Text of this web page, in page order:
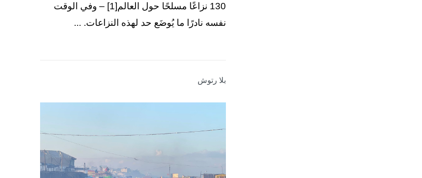
130 نزاعًا مسلحًا حول العالم[1] – وفي الوقت
نفسه نادرًا ما يُوضَع حد لهذه النزاعات. ...
بلا رتوش